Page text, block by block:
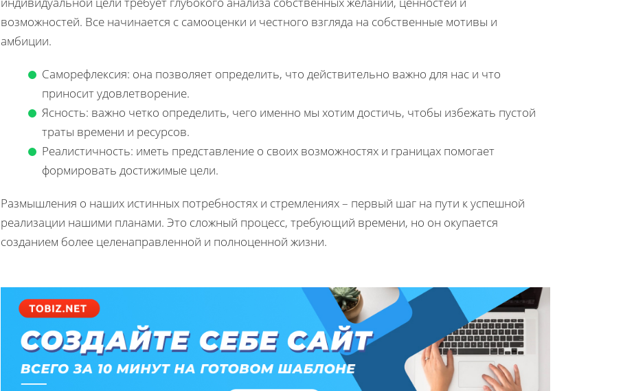
возможностей. Все начинается с самооценки и честного взгляда на собственные мотивы и
амбиции.
Саморефлексия: она позволяет определить, что действительно важно для нас и что
приносит удовлетворение.
Ясность: важно четко определить, чего именно мы хотим достичь, чтобы избежать пустой
траты времени и ресурсов.
Реалистичность: иметь представление о своих возможностях и границах помогает
формировать достижимые цели.
Размышления о наших истинных потребностях и стремлениях – первый шаг на пути к успешной
реализации нашими планами. Это сложный процесс, требующий времени, но он окупается
созданием более целенаправленной и полноценной жизни.